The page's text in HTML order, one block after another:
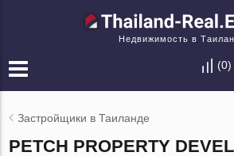
Недвижимость в
(0)
Застройщики в Таиланде
PETCH PROPERTY